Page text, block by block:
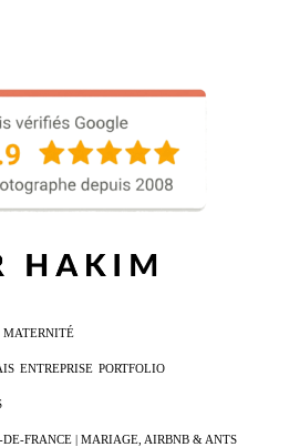
MATERNITÉ
ENTREPRISE PORTFOLIO
FRANCE | MARIAGE, AIRBNB & ANTS